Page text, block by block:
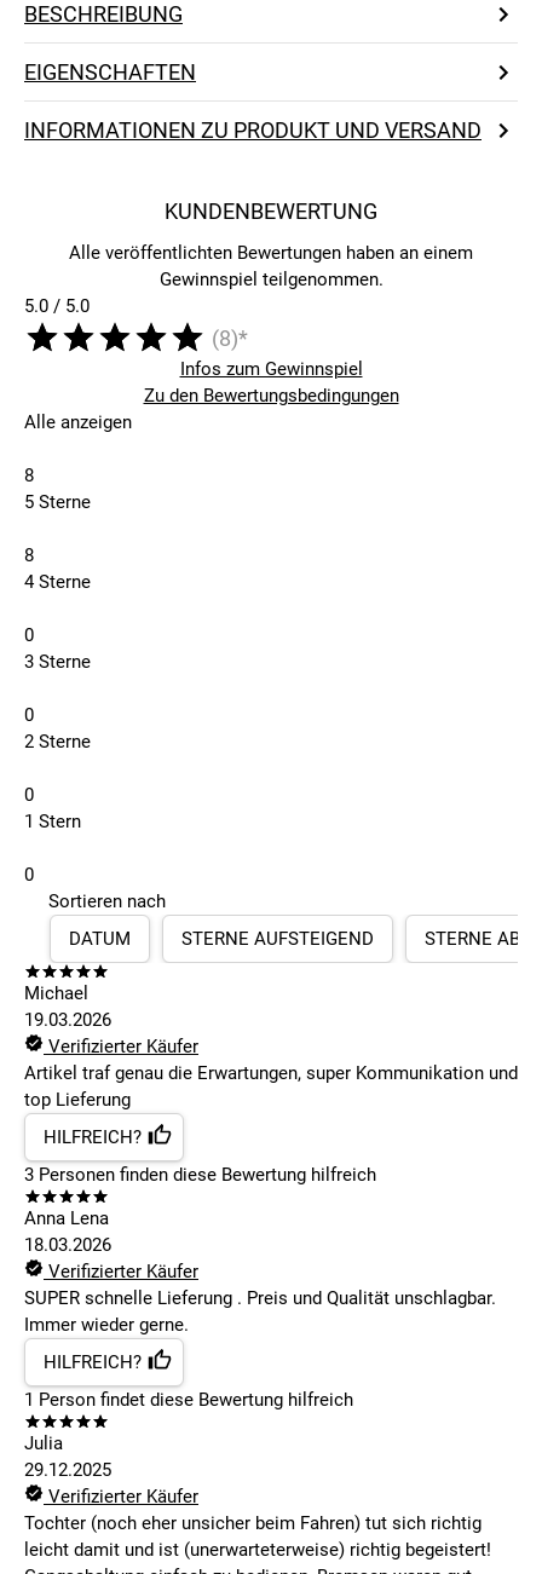
BESCHREIBUNG
EIGENSCHAFTEN
INFORMATIONEN ZU PRODUKT UND VERSAND
KUNDENBEWERTUNG
Alle veröffentlichten Bewertungen haben an einem
Gewinnspiel teilgenommen.
5.0 / 5.0
(8)*
Infos zum Gewinnspiel
Zu den Bewertungsbedingungen
Alle anzeigen
8
5 Sterne
8
4 Sterne
0
3 Sterne
0
2 Sterne
0
1 Stern
0
Sortieren nach
DATUM
STERNE AUFSTEIGEND STERNE
Michael
19.03.2026
Verifizierter Käufer
Artikel traf genau die Erwartungen, super Kommunikation und
top Lieferung
HILFREICH?
3 Personen finden diese Bewertung hilfreich
Anna Lena
18.03.2026
Verifizierter Käufer
SUPER schnelle Lieferung . Preis und Qualität unschlagbar.
Immer wieder gerne.
HILFREICH?
1 Person findet diese Bewertung hilfreich
Julia
29.12.2025
Verifizierter Käufer
Tochter (noch eher unsicher beim Fahren) tut sich richtig
leicht damit und ist (unerwarteterweise) richtig begeistert!